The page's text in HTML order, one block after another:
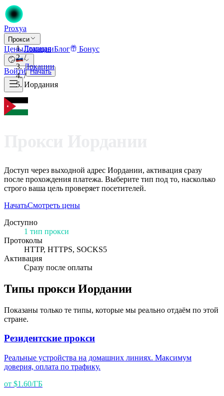
Proxya
Прокси
ЦеныЛокацииБлог Бонус
Войти Начать
Главная
/
Локации
/
Иордания
Доступ через выходной адрес Иордании, активация сразу
после прохождения платежа. Выберите тип под то, насколько
строго ваша цель проверяет посетителей.
НачатьСмотреть цены
Доступно
1 тип прокси
Протоколы
HTTP, HTTPS, SOCKS5
Активация
Сразу после оплаты
Типы прокси Иордании
Показаны только те типы, которые мы реально отдаём по этой
стране.
Резидентские прокси
Реальные устройства на домашних линиях. Максимум
доверия, оплата по трафику.
от $1.60/ГБ